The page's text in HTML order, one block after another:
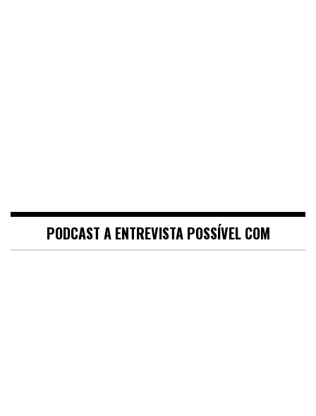
PODCAST A ENTREVISTA POSSÍVEL COM